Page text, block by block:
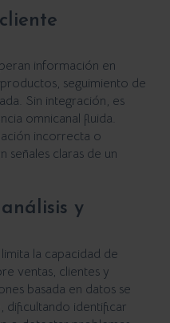
información en
seguimiento de
Sin integración, es
omnicanal fluida.
incorrecta o
señales claras de un
y
la capacidad de
ventas, clientes y
basada en datos se
dificultando identificar